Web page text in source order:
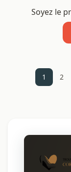
Soyez le
1 2